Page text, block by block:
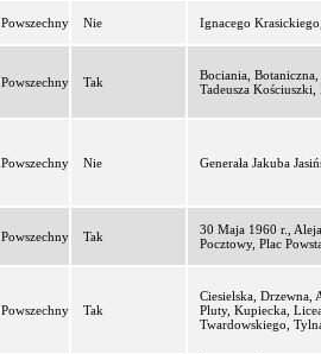
Powszechny Nie Ignacego
Powszechny Tak
Bociania,
Tadeusza
Powszechny Nie Generała Jakuba
Powszechny Tak
30 Maja 1960 r.,
Pocztowy, Plac
Powszechny Tak
Ciesielska, Drzewna,
Pluty, Kupiecka,
Twardowskiego,